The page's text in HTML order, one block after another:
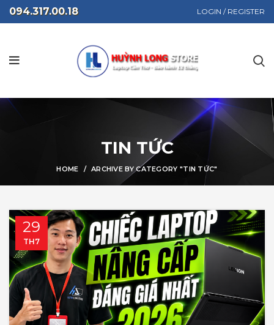
094.317.00.18 LOGIN / REGISTER
TIN TỨC
HOME ARCHIVE BY CATEGORY "TIN TỨC"
29
TH7